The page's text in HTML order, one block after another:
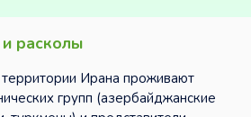
расколы
Ирана проживают
групп (азербайджанские